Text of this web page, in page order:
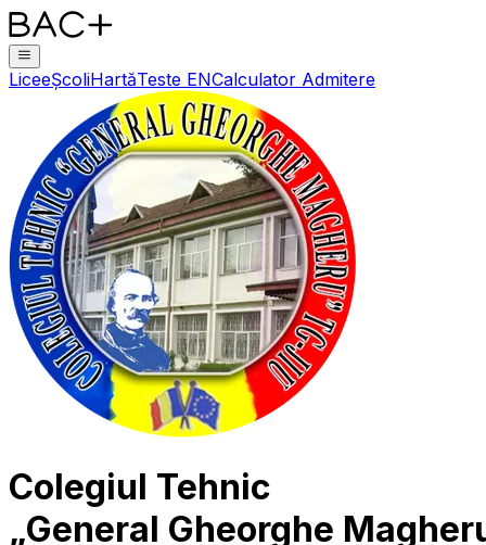
LiceeȘcoliHartăTeste ENCalculator Admitere
Colegiul Tehnic
„General Gheorghe